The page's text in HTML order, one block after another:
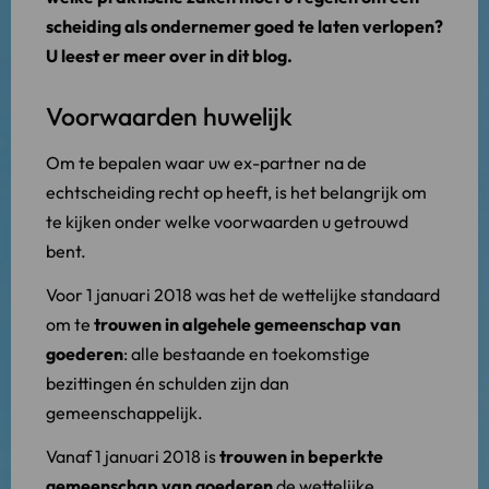
scheiding als ondernemer goed te laten verlopen?
U leest er meer over in dit blog.
Voorwaarden huwelijk
Om te bepalen waar uw ex-partner na de
echtscheiding recht op heeft, is het belangrijk om
te kijken onder welke voorwaarden u getrouwd
bent.
Voor 1 januari 2018 was het de wettelijke standaard
om te trouwen in algehele gemeenschap van
goederen: alle bestaande en toekomstige
bezittingen én schulden zijn dan
gemeenschappelijk.
Vanaf 1 januari 2018 istrouwen in beperkte